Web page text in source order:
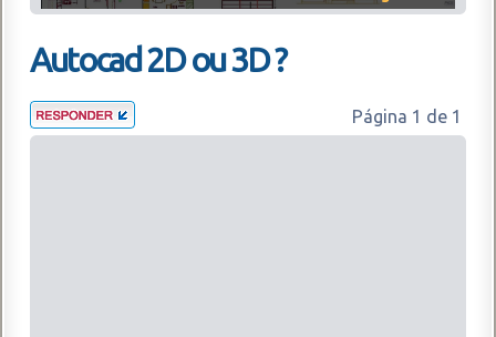
Autocad 2D ou 3D ?
Página 1 de 1